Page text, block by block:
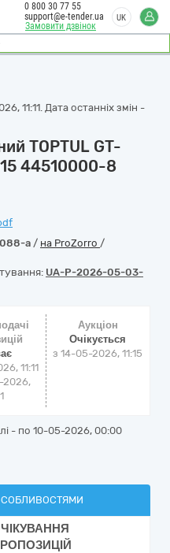
Замовити дзвінок
0 800 30 77 55
support@e-tender.ua
UK
11:11. Дата останніх змін -
TOPTUL GT-
44510000-8
a/ на ProZorro /
UA-P-2026-05-03-
11:11
2026,
Аукціон
Очікується
з14-05-2026, 11:15
- по 10-05-2026, 00:00